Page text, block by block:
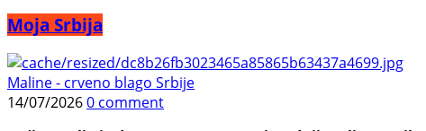
Moja Srbija
Maline - crveno blago Srbije
14/07/20260 comment